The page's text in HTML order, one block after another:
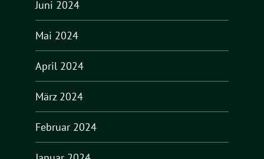
Juni 2024
Mai 2024
April 2024
März 2024
Februar 2024